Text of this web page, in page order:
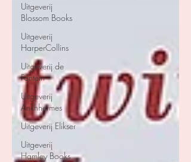
Uitgeverij
Blossom Books
Uitgeverij
HarperCollins
Uitgeverij de
Fontein
Uitgeverij
Ankhhermes
Uitgeverij Elikser
Uitgeverij
Hamley Books